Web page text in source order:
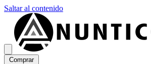
Saltar al contenido
Comprar